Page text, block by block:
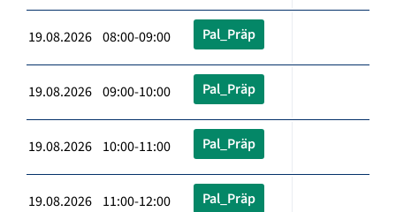
19.08.2026 08:00-09:00 Pal_Präp
19.08.2026 09:00-10:00 Pal_Präp
19.08.2026 10:00-11:00 Pal_Präp
19.08.2026 11:00-12:00 Pal_Präp